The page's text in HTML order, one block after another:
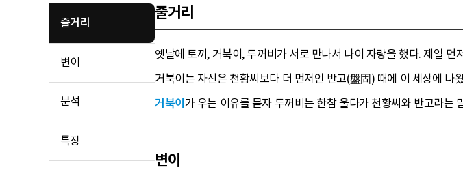
줄거리
변이
분석
특징
줄거리
옛날에 토끼, 거북이, 두꺼비가 서로 만나서 나이 자랑을 했다. 제일
거북이는 자신은 천황씨보다 더 먼저인 반고(盤固) 때에 이 세상에 나
거북이가 우는 이유를 묻자 두꺼비는 한참 울다가 천황씨와 반고라는
변이